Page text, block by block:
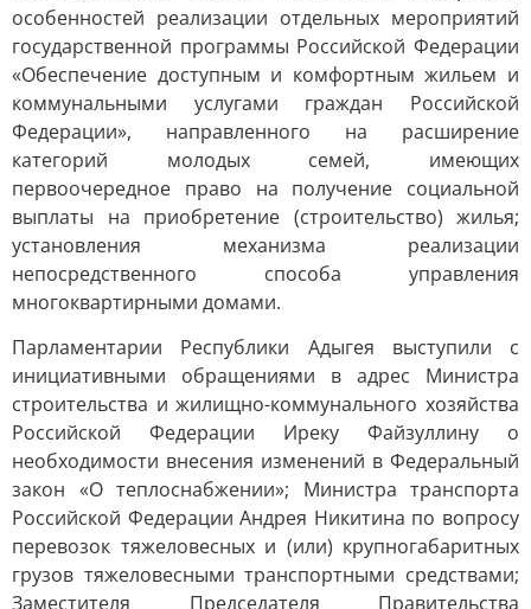
особенностей реализации отдельных мероприятий
государственной программы Российской Федерации
«Обеспечение доступным и комфортным жильем и
коммунальными услугами граждан Российской
Федерации», направленного на расширение
категорий молодых семей, имеющих
первоочередное право на получение социальной
выплаты на приобретение (строительство) жилья;
установления механизма реализации
непосредственного способа управления
многоквартирными домами.
Парламентарии Республики Адыгея выступили с
инициативными обращениями в адрес Министра
строительства и жилищно-коммунального хозяйства
Российской Федерации Иреку Файзуллину о
необходимости внесения изменений в Федеральный
закон «О теплоснабжении»; Министра транспорта
Российской Федерации Андрея Никитина по вопросу
перевозок тяжеловесных и (или) крупногабаритных
грузов тяжеловесными транспортными средствами;
Заместителя Председателя Правительства